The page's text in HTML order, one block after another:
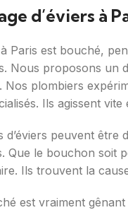
d’éviers à
Paris est bouché,
Nous proposons un
Nos plombiers
Ils agissent vite
d’éviers peuvent être
Que le bouchon soit
Ils trouvent la
est vraiment gênant